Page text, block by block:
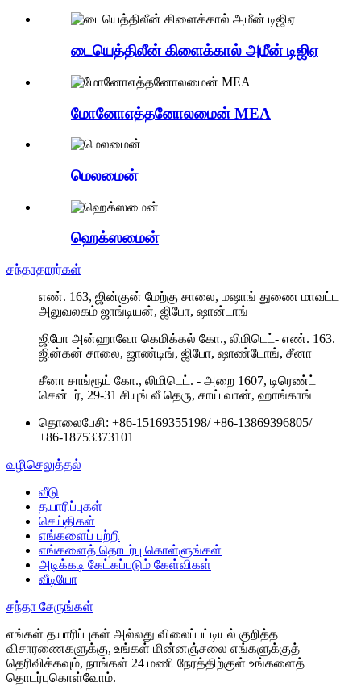
டையெத்திலீன் கிளைக்கால் அமீன் டிஜிஏ
மோனோஎத்தனோலமைன் MEA
மெலமைன்
ஹெக்ஸமைன்
சந்தாதாரர்கள்
எண். 163, ஜின்குன் மேற்கு சாலை, மஷாங் துணை மாவட்ட
அலுவலகம் ஜாங்டியன், ஜிபோ, ஷான்டாங்
ஜிபோ அன்ஹாவோ கெமிக்கல் கோ., லிமிடெட்- எண். 163.
ஜின்கன் சாலை, ஜாண்டிங், ஜிபோ, ஷாண்டோங், சீனா
சீனா சாங்ரூய் கோ., லிமிடெட். - அறை 1607, டிரெண்ட்
சென்டர், 29-31 சியுங் லீ தெரு, சாய் வான், ஹாங்காங்
தொலைபேசி: +86-15169355198/+86-13869396805/
+86-18753373101
வழிசெலுத்தல்
வீடு
தயாரிப்புகள்
செய்திகள்
எங்களைப் பற்றி
எங்களைத் தொடர்பு கொள்ளுங்கள்
அடிக்கடி கேட்கப்படும் கேள்விகள்
வீடியோ
சந்தா சேருங்கள்
எங்கள் தயாரிப்புகள் அல்லது விலைப்பட்டியல் குறித்த
விசாரணைகளுக்கு, உங்கள் மின்னஞ்சலை எங்களுக்குத்
தெரிவிக்கவும், நாங்கள் 24 மணி நேரத்திற்குள் உங்களைத்
தொடர்புகொள்வோம்.